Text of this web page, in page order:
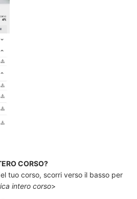
CORSO?
tuo corso, scorri verso il basso per
intero corso>